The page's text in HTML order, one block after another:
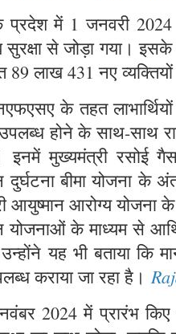
प्रदेश में 1 जनवरी
सुरक्षा से जोड़ा गया।
लाख 431 नए
के तहत
उपलब्ध होने के साथ-साथ
इनमें मुख्यमंत्री रसोई
दुर्घटना बीमा योजना के
आयुष्मान आरोग्य
योजनाओं के माध्यम से
यह भी बताया कि
कराया जा रहा है।
नवंबर 2024 में प्रारंभ